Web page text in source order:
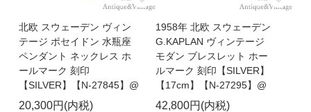
北欧 スウェーデン ヴィン
テージ ポセイドン 水瓶座
ペンダント ネックレス ホ
ールマーク 刻印
【SILVER】【N-27845】@
20,300円(内税)
1958年 北欧 スウェーデン
G.KAPLAN ヴィンテージ
モダン ブレスレット ホー
ルマーク 刻印【SILVER】
【17cm】【N-27295】@
42,800円(内税)